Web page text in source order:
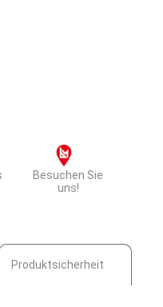
Besuchen Sie
uns!
Produktsicherheit